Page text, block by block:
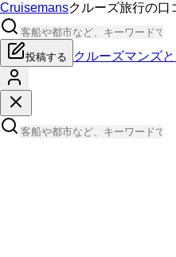
Cruisemansクルーズ旅行の口
投稿する クルーズマンズ